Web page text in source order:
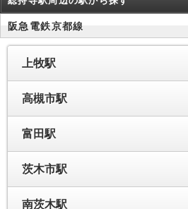
阪急電鉄京都線
上牧駅
高槻市駅
富田駅
茨木市駅
南茨木駅